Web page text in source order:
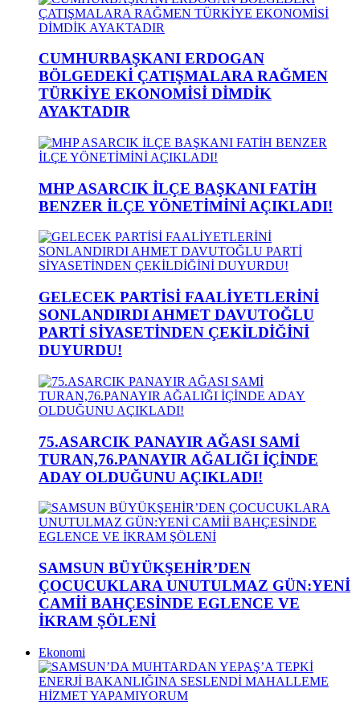
CUMHURBAŞKANI ERDOGAN
BÖLGEDEKİ ÇATIŞMALARA RAĞMEN
TÜRKİYE EKONOMİSİ DİMDİK
AYAKTADIR
MHP ASARCIK İLÇE BAŞKANI FATİH
BENZER İLÇE YÖNETİMİNİ AÇIKLADI!
GELECEK PARTİSİ FAALİYETLERİNİ
SONLANDIRDI AHMET DAVUTOĞLU
PARTİ SİYASETİNDEN ÇEKİLDİĞİNİ
DUYURDU!
75.ASARCIK PANAYIR AĞASI SAMİ
TURAN,76.PANAYIR AĞALIĞI İÇİNDE
ADAY OLDUĞUNU AÇIKLADI!
SAMSUN BÜYÜKŞEHİR’DEN
ÇOCUCUKLARA UNUTULMAZ GÜN:YENİ
CAMİİ BAHÇESİNDE EGLENCE VE
İKRAM ŞÖLENİ
Ekonomi